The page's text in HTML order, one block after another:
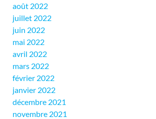
août 2022
juillet 2022
juin 2022
mai 2022
avril 2022
mars 2022
février 2022
janvier 2022
décembre 2021
novembre 2021